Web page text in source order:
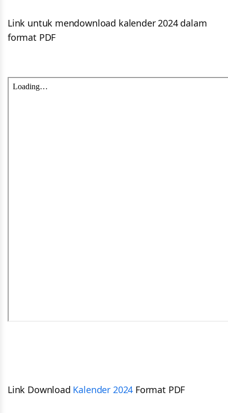
Link untuk mendownload kalender 2024 dalam
format PDF
Link Download Kalender 2024 Format PDF